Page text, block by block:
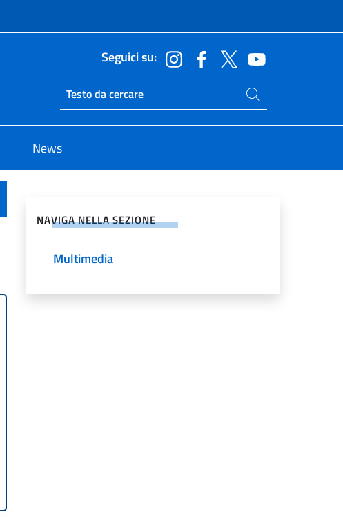
Seguici su:
Ricerca sito live
Cerca nel sito
News
NAVIGA NELLA SEZIONE
Multimedia